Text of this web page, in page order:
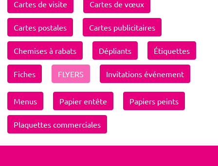
Cartes de visite Cartes de vœux
Cartes postales Cartes publicitaires
Chemises à rabats Dépliants Étiquettes
Fiches FLYERS Invitations événement
Menus Papier entête Papiers peints
Plaquettes commerciales